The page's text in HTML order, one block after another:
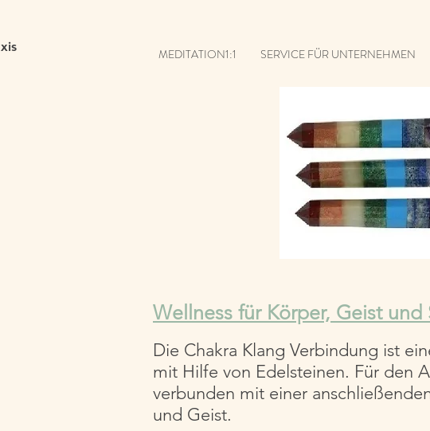
MEDITATION1:1 SERVICE FÜR UNTERNEHMEN
Wellness für Körper, Geist
Die Chakra Klang Verbindung ist
mit Hilfe von Edelsteinen. Für den
verbunden mit einer
und Geist.